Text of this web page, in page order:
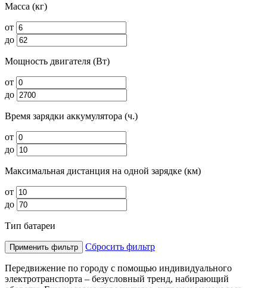
Масса (кг)
от
до
Мощность двигателя (Вт)
от
до
Время зарядки аккумулятора (ч.)
от
до
Максимальная дистанция на одной зарядке (км)
от
до
Тип батареи
Применить фильтр Сбросить фильтр
Передвижение по городу с помощью индивидуального
электротранспорта – безусловный тренд, набирающий